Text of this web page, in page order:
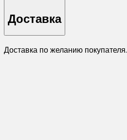
Доставка
Доставка по желанию покупателя.